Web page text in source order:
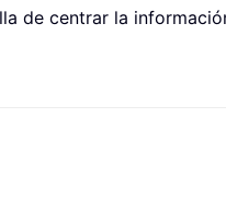
de centrar la